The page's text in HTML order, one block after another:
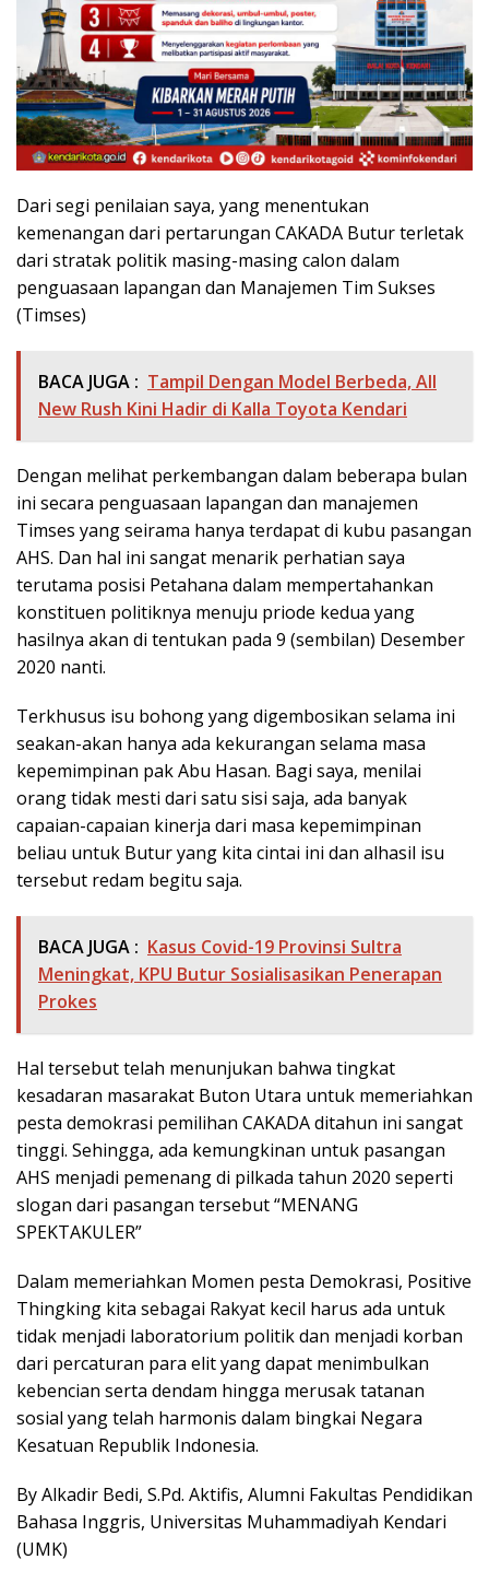
Dari segi penilaian saya, yang menentukan
kemenangan dari pertarungan CAKADA Butur terletak
dari stratak politik masing-masing calon dalam
penguasaan lapangan dan Manajemen Tim Sukses
(Timses)
BACA JUGA : Tampil Dengan Model Berbeda, All
New Rush Kini Hadir di Kalla Toyota Kendari
Dengan melihat perkembangan dalam beberapa bulan
ini secara penguasaan lapangan dan manajemen
Timses yang seirama hanya terdapat di kubu pasangan
AHS. Dan hal ini sangat menarik perhatian saya
terutama posisi Petahana dalam mempertahankan
konstituen politiknya menuju priode kedua yang
hasilnya akan di tentukan pada 9 (sembilan) Desember
2020 nanti.
Terkhusus isu bohong yang digembosikan selama ini
seakan-akan hanya ada kekurangan selama masa
kepemimpinan pak Abu Hasan. Bagi saya, menilai
orang tidak mesti dari satu sisi saja, ada banyak
capaian-capaian kinerja dari masa kepemimpinan
beliau untuk Butur yang kita cintai ini dan alhasil isu
tersebut redam begitu saja.
BACA JUGA : Kasus Covid-19 Provinsi Sultra
Meningkat, KPU Butur Sosialisasikan Penerapan
Prokes
Hal tersebut telah menunjukan bahwa tingkat
kesadaran masarakat Buton Utara untuk memeriahkan
pesta demokrasi pemilihan CAKADA ditahun ini sangat
tinggi. Sehingga, ada kemungkinan untuk pasangan
AHS menjadi pemenang di pilkada tahun 2020 seperti
slogan dari pasangan tersebut “MENANG
SPEKTAKULER”
Dalam memeriahkan Momen pesta Demokrasi, Positive
Thingking kita sebagai Rakyat kecil harus ada untuk
tidak menjadi laboratorium politik dan menjadi korban
dari percaturan para elit yang dapat menimbulkan
kebencian serta dendam hingga merusak tatanan
sosial yang telah harmonis dalam bingkai Negara
Kesatuan Republik Indonesia.
By Alkadir Bedi, S.Pd. Aktifis, Alumni Fakultas Pendidikan
Bahasa Inggris, Universitas Muhammadiyah Kendari
(UMK)